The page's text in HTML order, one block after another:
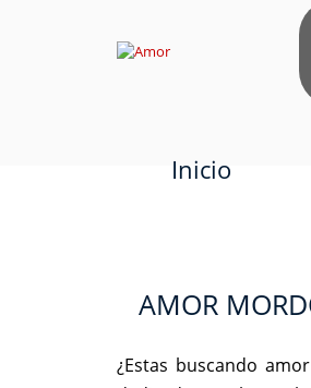
Inicio
AMOR
¿Estas buscando